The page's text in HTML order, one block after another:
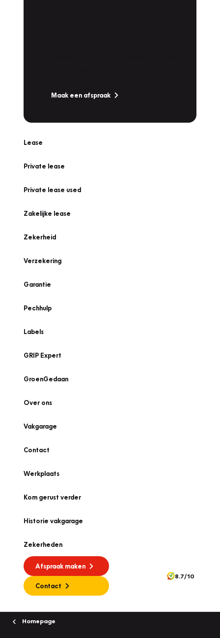
Maak een afspraak
Lease
Private lease
Private lease used
Zakelijke lease
Zekerheid
Verzekering
Garantie
Pechhulp
Labels
GRIP Expert
GroenGedaan
Over ons
Vakgarage
Contact
Werkplaats
Kom gerust verder
Historie vakgarage
Zekerheden
Afspraak maken
Contact
8.7/10
Homepage